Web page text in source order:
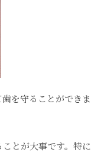
を守ることができま
とが大事です。特に